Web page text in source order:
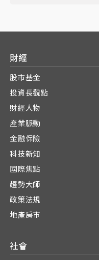
財經
股市基金
投資長觀點
財經人物
產業脈動
金融保險
科技新知
國際焦點
趨勢大師
政策法規
地產房市
社會